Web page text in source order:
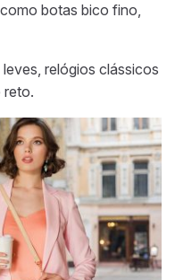
botas bico fino,
relógios clássicos
reto.